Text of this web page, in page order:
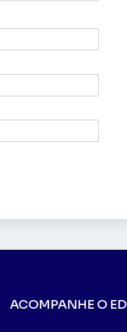
ACOMPANHE O ED